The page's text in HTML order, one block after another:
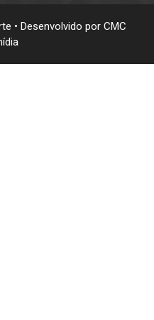
• Desenvolvido por CMC